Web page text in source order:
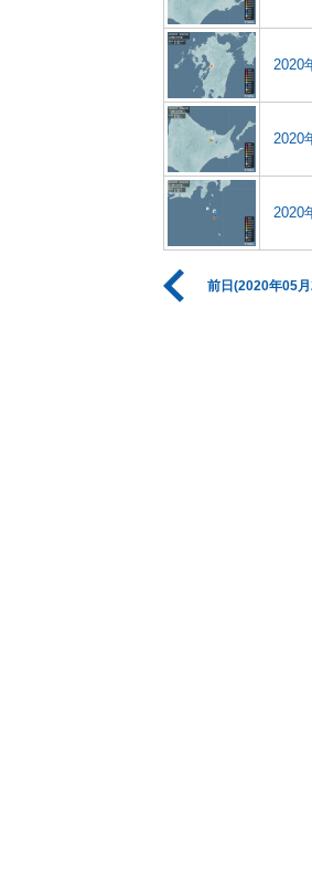
2020
2020
2020
前日(2020年05